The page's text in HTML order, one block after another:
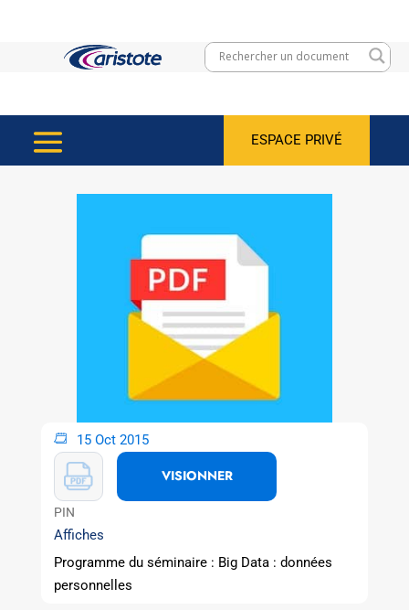
ESPACE PRIVÉ
15 Oct 2015
VISIONNER
PIN
Affiches
Programme du séminaire : Big Data : données
personnelles